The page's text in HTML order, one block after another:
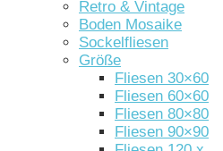
Retro & Vintage
Boden Mosaike
Sockelfliesen
Größe
Fliesen 30×60
Fliesen 60×60
Fliesen 80×80
Fliesen 90×90